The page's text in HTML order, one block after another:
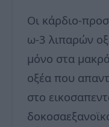
Οι κάρδιο-
ω-3 λιπαρών
μόνο στα
οξέα που
στο